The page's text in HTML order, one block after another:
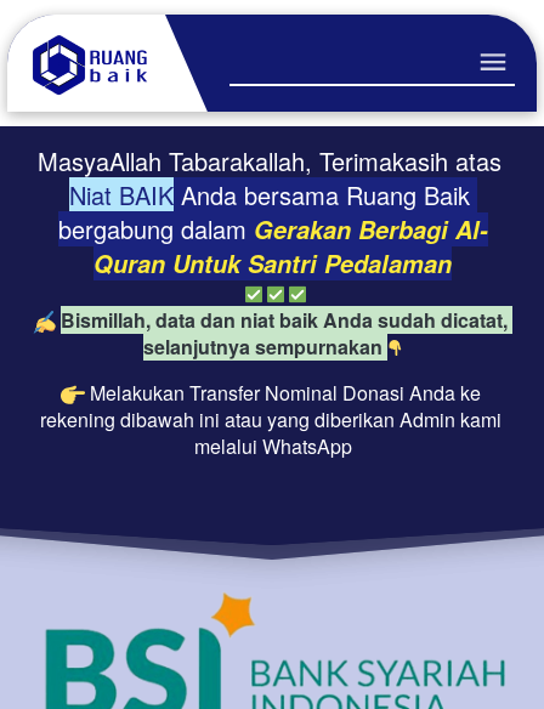
MasyaAllah Tabarakallah, Terimakasih atas
Niat BAIK Anda bersama Ruang Baik
bergabung dalam Gerakan Berbagi Al-
Quran Untuk Santri Pedalaman
Bismillah, data dan niat baik Anda sudah dicatat,
selanjutnya sempurnakan
Melakukan Transfer Nominal Donasi Anda ke
rekening dibawah ini atau yang diberikan Admin kami
melalui WhatsApp